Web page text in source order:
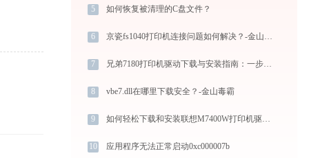
5 如何恢复被清理的C盘文件？
6 京瓷fs1040打印机连接问题如何解决？-金山毒霸
7 兄弟7180打印机驱动下载与安装指南：一步步教您操作
8 vbe7.dll在哪里下载安全？-金山毒霸
9 如何轻松下载和安装联想M7400W打印机驱动？跟着这篇指南走
10 应用程序无法正常启动0xc000007b